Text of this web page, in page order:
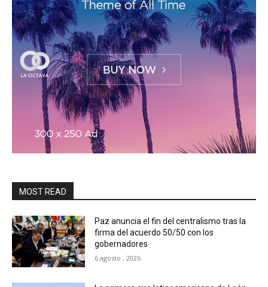
MOST READ
Paz anuncia el fin del centralismo tras la
firma del acuerdo 50/50 con los
gobernadores
6 agosto , 2026